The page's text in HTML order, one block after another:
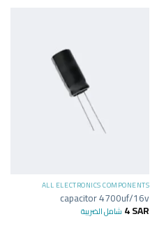
ALL ELECTRONICS COMPONENTS
capacitor 4700uf/16v
4SAR شامل الضريبة